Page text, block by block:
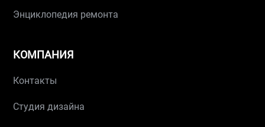
Энциклопедия ремонта
КОМПАНИЯ
Контакты
Студия дизайна